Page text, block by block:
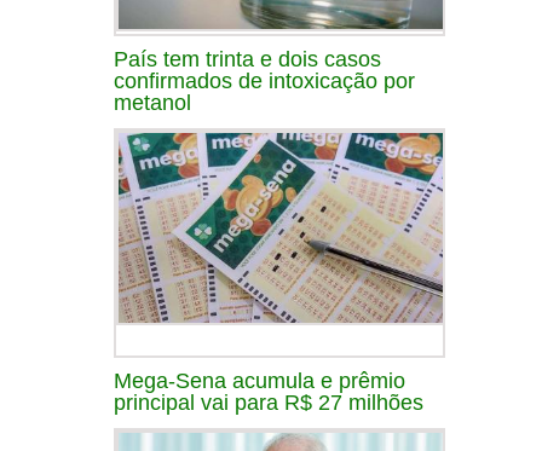
País tem trinta e dois casos
confirmados de intoxicação por
metanol
Mega-Sena acumula e prêmio
principal vai para R$ 27 milhões